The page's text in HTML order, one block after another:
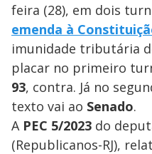
feira (28), em dois
emenda à
imunidade tributária
placar no primeiro
93, contra. Já no
texto vai ao Senado.
A PEC 5/2023 do
(Republicanos-RJ),